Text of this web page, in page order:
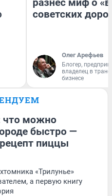
разнес миф о
советских
Олег Арефьев
Блогер,
владелец в
бизнесе
что можно
быстро —
пиццы
«Трилунье»
а первую книгу